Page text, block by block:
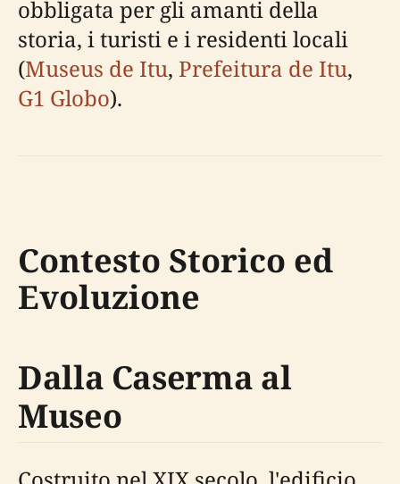
obbligata per gli amanti della
storia, i turisti e i residenti locali
(Museus de Itu, Prefeitura de Itu,
G1 Globo).
Contesto Storico ed
Evoluzione
Dalla Caserma al
Museo